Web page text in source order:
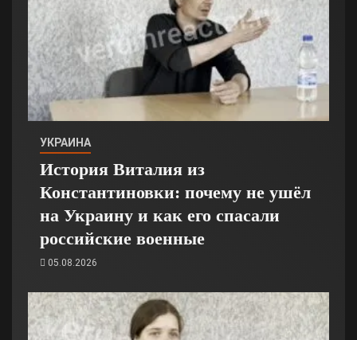
УКРАИНА
История Виталия из
Константиновки: почему не ушёл
на Украину и как его спасали
российские военные
05.08.2026